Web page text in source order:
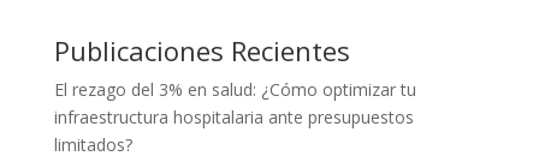
Publicaciones Recientes
El rezago del 3% en salud: ¿Cómo optimizar tu
infraestructura hospitalaria ante presupuestos
limitados?